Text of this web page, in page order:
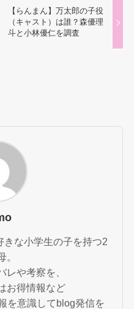
【らんまん】万太郎の子役
（キャスト）は誰？森優理
斗と小林優仁を調査
きな小学生の子を持つ2
。
レや考察を、
お得情報など
を意識してblog発信を